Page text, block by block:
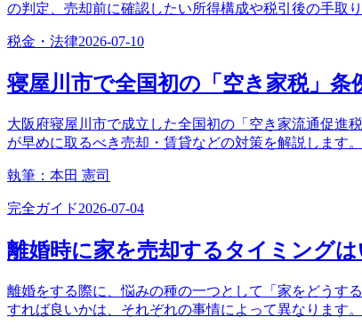
の判定、売却前に確認したい所得構成や税引後の手取
税金・法律2026-07-10
寝屋川市で全国初の「空き家税」
大阪府寝屋川市で成立した全国初の「空き家流通促進
が早めに取るべき売却・賃貸などの対策を解説します。
執筆： 本田 憲司
完全ガイド2026-07-04
離婚時に家を売却するタイミング
離婚をする際に、悩みの種の一つとして「家をどうす
すれば良いかは、それぞれの事情によって異なります